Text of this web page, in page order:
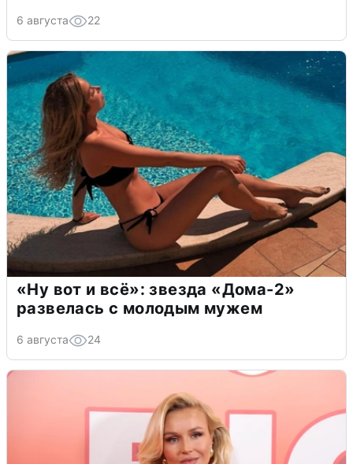
6 августа 22
«Ну вот и всё»: звезда «Дома-2»
развелась с молодым мужем
6 августа 24